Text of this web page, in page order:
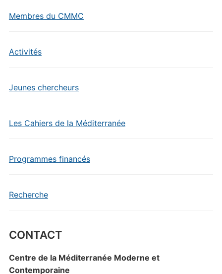
Membres du CMMC
Activités
Jeunes chercheurs
Les Cahiers de la Méditerranée
Programmes financés
Recherche
CONTACT
Centre de la Méditerranée Moderne et
Contemporaine